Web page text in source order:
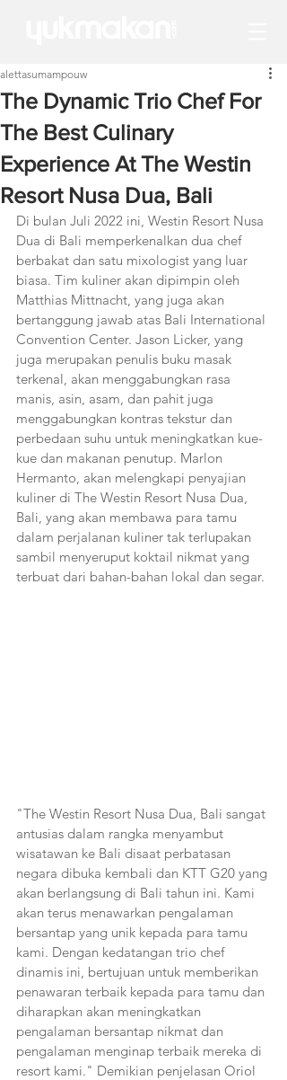
The Dynamic Trio Chef For
The Best Culinary
Experience At The Westin
Resort Nusa Dua, Bali
alettasumampouw
Di bulan Juli 2022 ini, Westin Resort Nusa
Dua di Bali memperkenalkan dua chef
berbakat dan satu mixologist yang luar
biasa. Tim kuliner akan dipimpin oleh
Matthias Mittnacht, yang juga akan
bertanggung jawab atas Bali International
Convention Center. Jason Licker, yang
juga merupakan penulis buku masak
terkenal, akan menggabungkan rasa
manis, asin, asam, dan pahit juga
menggabungkan kontras tekstur dan
perbedaan suhu untuk meningkatkan kue-
kue dan makanan penutup. Marlon
Hermanto, akan melengkapi penyajian
kuliner di The Westin Resort Nusa Dua,
Bali, yang akan membawa para tamu
dalam perjalanan kuliner tak terlupakan
sambil menyeruput koktail nikmat yang
terbuat dari bahan-bahan lokal dan segar.
"The Westin Resort Nusa Dua, Bali sangat
antusias dalam rangka menyambut
wisatawan ke Bali disaat perbatasan
negara dibuka kembali dan KTT G20 yang
akan berlangsung di Bali tahun ini. Kami
akan terus menawarkan pengalaman
bersantap yang unik kepada para tamu
kami. Dengan kedatangan trio chef
dinamis ini, bertujuan untuk memberikan
penawaran terbaik kepada para tamu dan
diharapkan akan meningkatkan
pengalaman bersantap nikmat dan
pengalaman menginap terbaik mereka di
resort kami." Demikian penjelasan Oriol